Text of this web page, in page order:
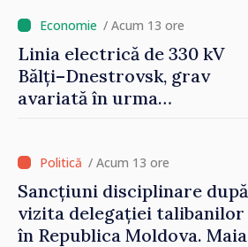
/ Acum 13 ore
Linia electrică de 330 kV
Bălți–Dnestrovsk, grav
avariată în urma
/ Acum 13 ore
Sancțiuni disciplinare după
vizita delegației talibanilor
în Republica Moldova. Maia